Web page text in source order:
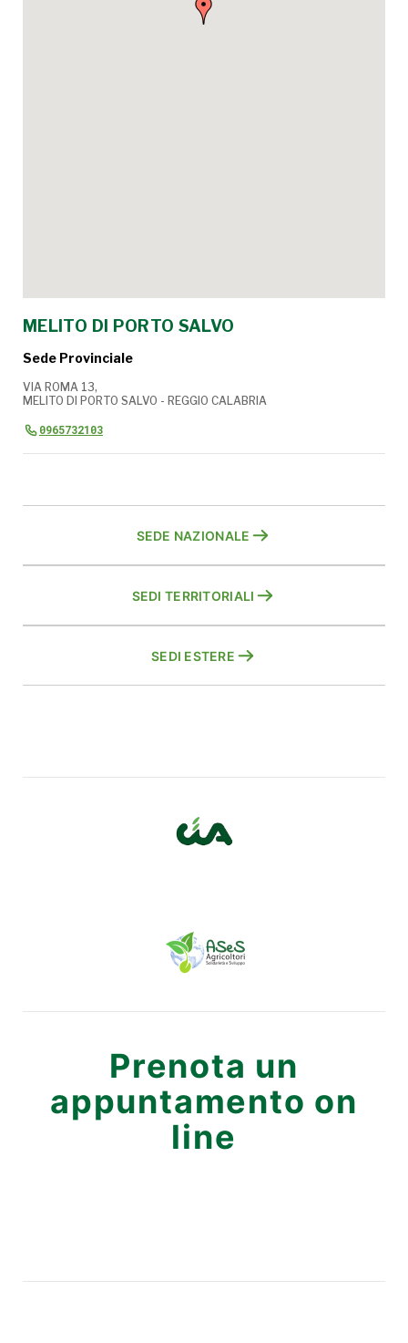
MELITO DI PORTO SALVO
Sede Provinciale
VIA ROMA 13,
MELITO DI PORTO SALVO - REGGIO CALABRIA
0965732103
SEDE NAZIONALE
SEDI TERRITORIALI
SEDI ESTERE
Prenota un
appuntamento on
line